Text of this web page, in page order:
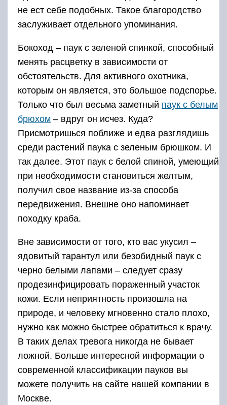
не ест себе подобных. Такое благородство
заслуживает отдельного упоминания.
Бокоход – паук с зеленой спинкой, способный
менять расцветку в зависимости от
обстоятельств. Для активного охотника,
которым он является, это большое подспорье.
Только что был весьма заметный паук с белым
брюхом – вдруг он исчез. Куда?
Присмотришься поближе и едва разглядишь
среди растений паука с зеленым брюшком. И
так далее. Этот паук с белой спиной, умеющий
при необходимости становиться желтым,
получил свое название из-за способа
передвижения. Внешне оно напоминает
походку краба.
Вне зависимости от того, кто вас укусил –
ядовитый тарантул или безобидный паук с
черно белыми лапами – следует сразу
продезинфицировать пораженный участок
кожи. Если неприятность произошла на
природе, и человеку мгновенно стало плохо,
нужно как можно быстрее обратиться к врачу.
В таких делах тревога никогда не бывает
ложной. Больше интересной информации о
современной классификации пауков вы
можете получить на сайте нашей компании в
Москве.